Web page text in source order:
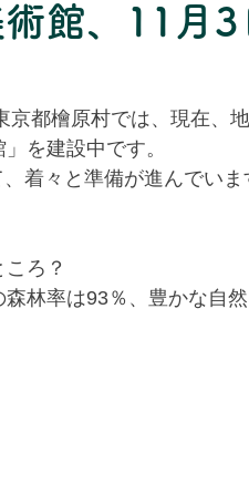
館、11月3
都檜原村では、現在、
を建設中です。
着々と準備が進んでい
ろ？
林率は93％、豊かな自